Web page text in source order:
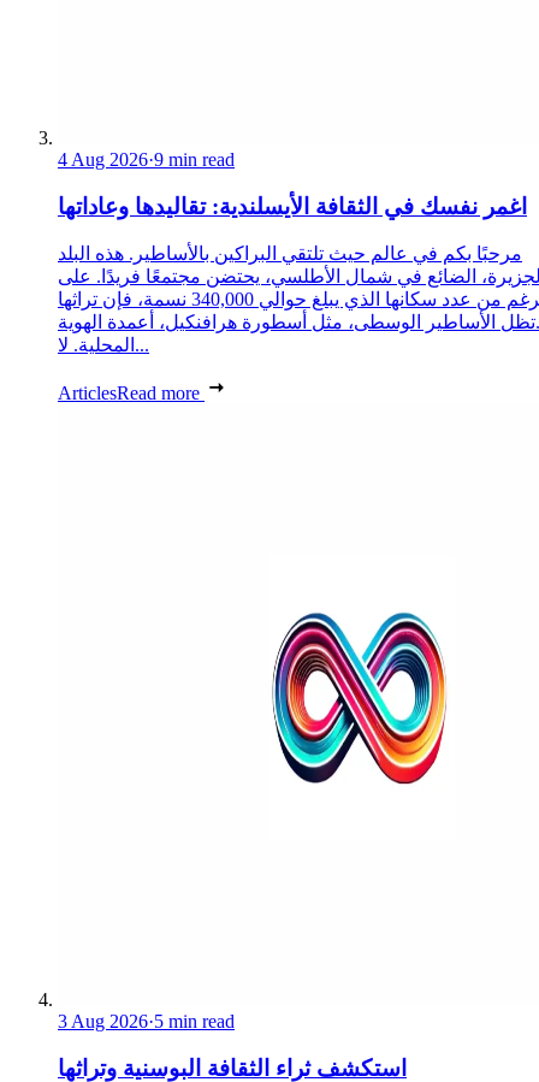
4 Aug 2026·9 min read
اغمر نفسك في الثقافة الأيسلندية: تقاليدها وعاداتها
مرحبًا بكم في عالم حيث تلتقي البراكين بالأساطير. هذه البلد
الضائع في شمال الأطلسي، يحتضن مجتمعًا فريدًا. على
الرغم من عدد سكانها الذي يبلغ حوالي 340,000 نسمة، فإن تراثها
الأساطير الوسطى، مثل أسطورة هرافنكيل، أعمدة الهوية
المحلية. لا...
ArticlesRead more
3 Aug 2026·5 min read
استكشف ثراء الثقافة البوسنية وتراثها